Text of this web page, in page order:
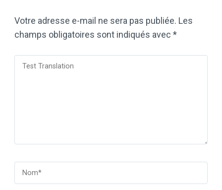
Votre adresse e-mail ne sera pas publiée. Les
champs obligatoires sont indiqués avec *